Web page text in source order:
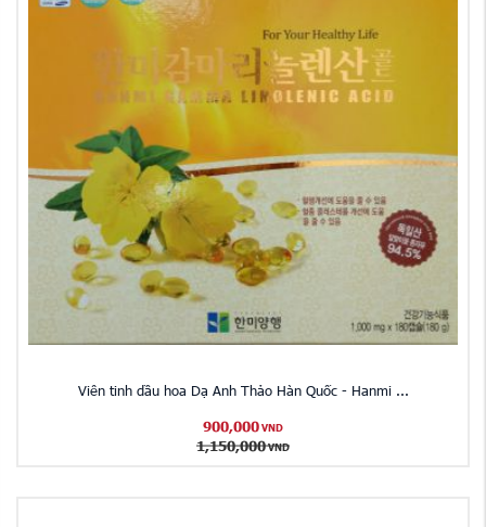
Viên tinh dầu hoa Dạ Anh Thảo Hàn Quốc - Hanmi ...
900,000 VND
1,150,000 VND